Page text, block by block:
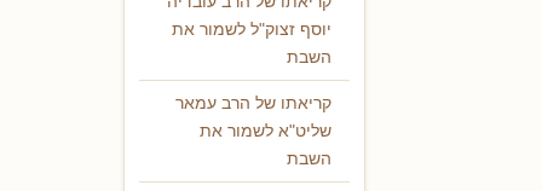
יוסף זצוק"ל לשמור את
השבת
קריאתו של הרב עמאר
שליט"א לשמור את
השבת